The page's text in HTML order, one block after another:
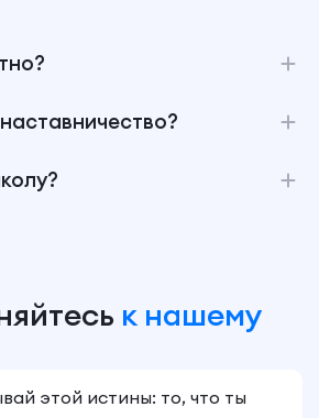
к нашему
этой истины: то, что ты